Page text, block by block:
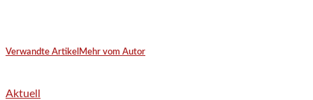
Verwandte Artikel Mehr vom Autor
Aktuell